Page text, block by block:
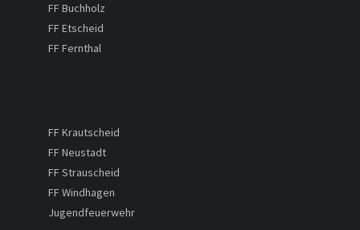
FF Buchholz
FF Etscheid
FF Fernthal
FF Krautscheid
FF Neustadt
FF Strauscheid
FF Windhagen
Jugendfeuerwehr